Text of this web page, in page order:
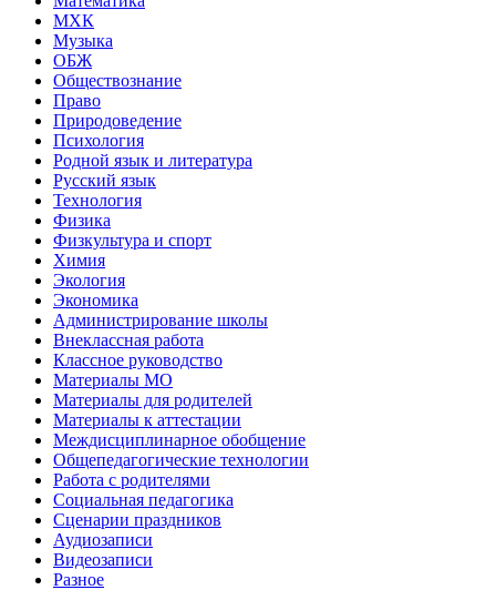
МХК
Музыка
ОБЖ
Обществознание
Право
Природоведение
Психология
Родной язык и литература
Русский язык
Технология
Физика
Физкультура и спорт
Химия
Экология
Экономика
Администрирование школы
Внеклассная работа
Классное руководство
Материалы МО
Материалы для родителей
Материалы к аттестации
Междисциплинарное обобщение
Общепедагогические технологии
Работа с родителями
Социальная педагогика
Сценарии праздников
Аудиозаписи
Видеозаписи
Разное